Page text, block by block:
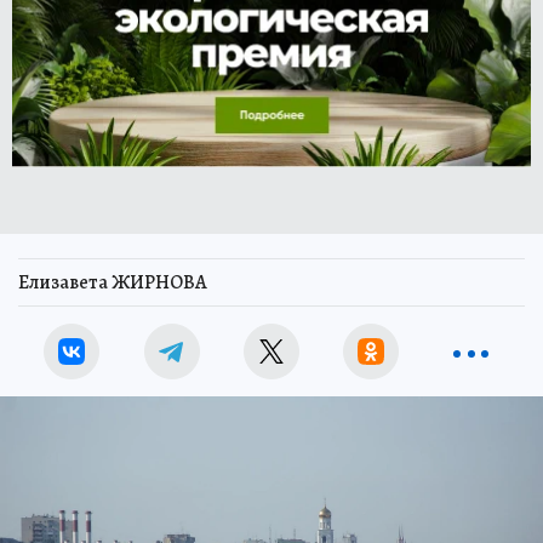
Елизавета ЖИРНОВА